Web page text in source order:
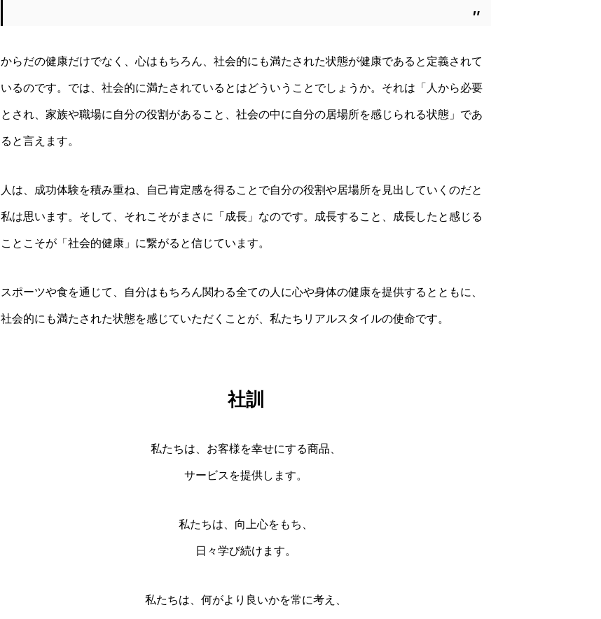
からだの健康だけでなく、心はもちろん、社会的にも満たされた状態が健康であると定義されて
いるのです。では、社会的に満たされているとはどういうことでしょうか。それは「人から必要
とされ、家族や職場に自分の役割があること、社会の中に自分の居場所を感じられる状態」であ
ると言えます。
人は、成功体験を積み重ね、自己肯定感を得ることで自分の役割や居場所を見出していくのだと
私は思います。そして、それこそがまさに「成長」なのです。成長すること、成長したと感じる
ことこそが「社会的健康」に繋がると信じています。
スポーツや食を通じて、自分はもちろん関わる全ての人に心や身体の健康を提供するとともに、
社会的にも満たされた状態を感じていただくことが、私たちリアルスタイルの使命です。
社訓
私たちは、お客様を幸せにする商品、
サービスを提供します。
私たちは、向上心をもち、
日々学び続けます。
私たちは、何がより良いかを常に考え、